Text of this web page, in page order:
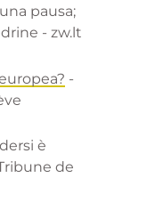
pausa;
- zw.lt
-
è
de